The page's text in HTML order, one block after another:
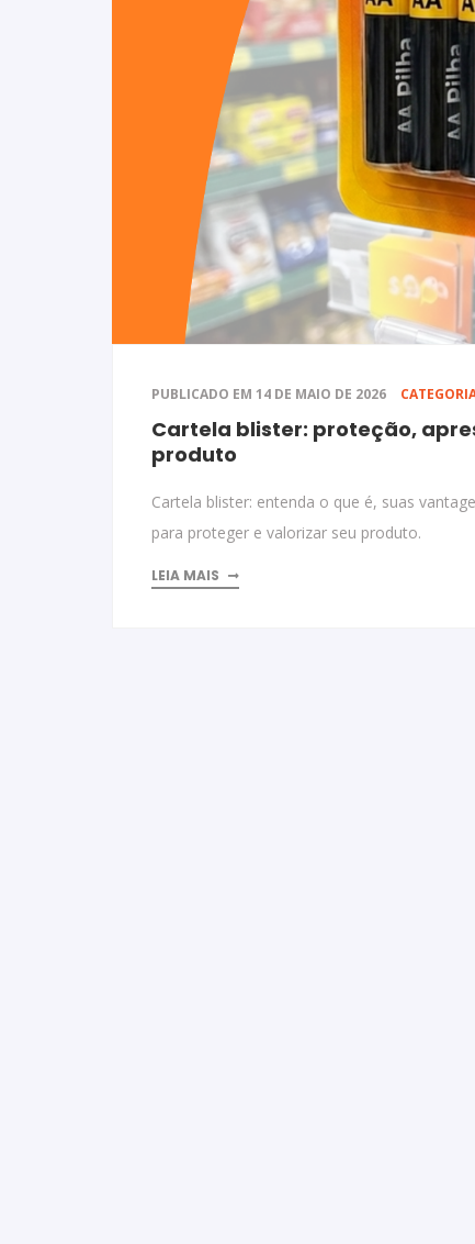
PUBLICADO EM 14 DE MAIO DE 2026
Cartela blister: proteção,
produto
Cartela blister: entenda o que é, suas
para proteger e valorizar seu produto.
LEIA MAIS